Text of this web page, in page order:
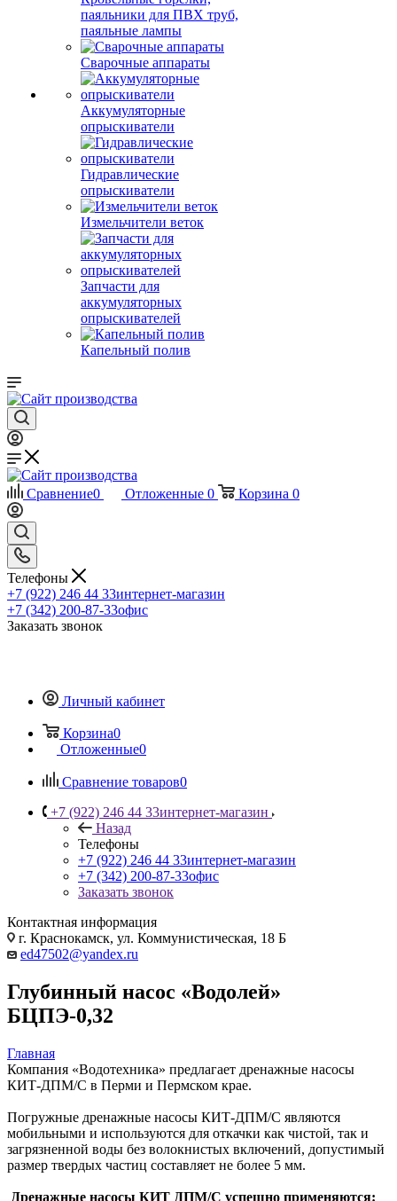
паяльники для ПВХ труб,
паяльные лампы
Сварочные аппараты
Аккумуляторные
опрыскиватели
Гидравлические
опрыскиватели
Измельчители веток
Запчасти для
аккумуляторных
опрыскивателей
Капельный полив
Сравнение0 Отложенные 0 Корзина 0
Телефоны
+7 (922) 246 44 33интернет-магазин
+7 (342) 200-87-33офис
Заказать звонок
Личный кабинет
Корзина0
Отложенные0
Сравнение товаров0
+7 (922) 246 44 33интернет-магазин
Назад
Телефоны
+7 (922) 246 44 33интернет-магазин
+7 (342) 200-87-33офис
Заказать звонок
Контактная информация
г. Краснокамск, ул. Коммунистическая, 18 Б
ed47502@yandex.ru
Глубинный насос «Водолей»
БЦПЭ-0,32
Главная
Компания «Водотехника» предлагает дренажные насосы
КИТ-ДПМ/С в Перми и Пермском крае.
Погружные дренажные насосы КИТ-ДПМ/С являются
мобильными и используются для откачки как чистой, так и
загрязненной воды без волокнистых включений, допустимый
размер твердых частиц составляет не более 5 мм.
Дренажные насосы КИТ ДПМ/С успешно применяются: